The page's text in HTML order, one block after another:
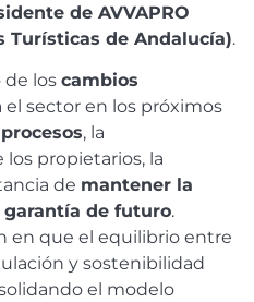
de AVVAPRO
Turísticas de Andalucía).
de los cambios
el sector en los próximos
, la
los propietarios, la
de mantener la
garantía de futuro.
en que el equilibrio entre
y sostenibilidad
el modelo